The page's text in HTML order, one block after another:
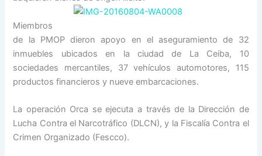
Miembros
de la PMOP dieron apoyo en el aseguramiento de 32
inmuebles ubicados en la ciudad de La Ceiba, 10
sociedades mercantiles, 37 vehículos automotores, 115
productos financieros y nueve embarcaciones.
La operación Orca se ejecuta a través de la Dirección de
Lucha Contra el Narcotráfico (DLCN), y la Fiscalía Contra el
Crimen Organizado (Fescco).